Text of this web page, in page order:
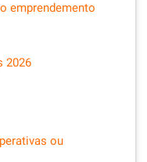
emprendemento
2026
ou